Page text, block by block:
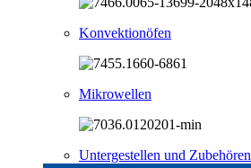
Konvektionöfen
Mikrowellen
Untergestellen und Zubehören